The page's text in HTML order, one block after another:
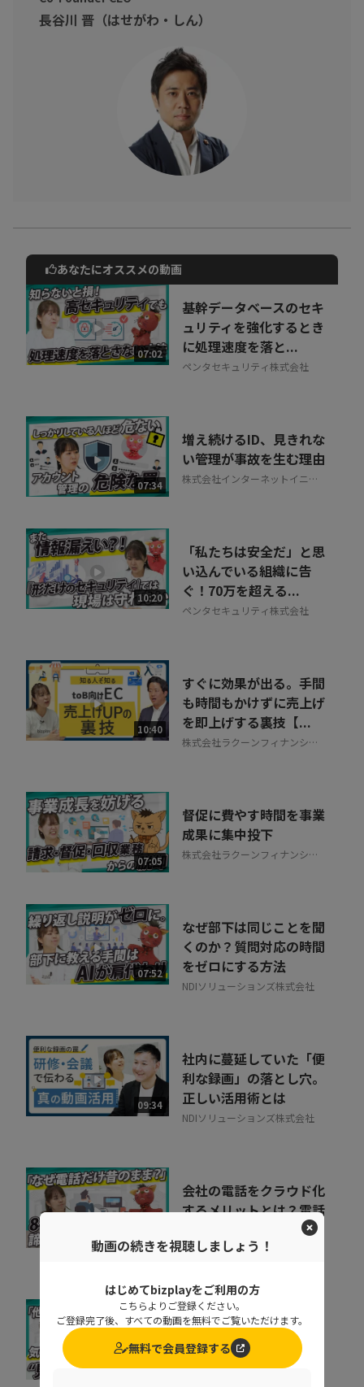
そんなビジネスパーソンに向けて
1ページ思考を学び、商談・ビジネス戦略・学びの蓄積に活かし、
理想の結果を手に入れましょう！
長谷川 晋（はせがわ・しん）
動画でご紹介しているサービスについて
お気軽にご相談・ご質問いただけます！
30秒でお申し込み可能
相談を希望する 無料
あなたにオススメの動画
07:02
基幹データベースのセキ
ュリティを強化するとき
に処理速度を落と...
ペンタセキュリティ株式会社
07:34
増え続けるID、見きれな
い管理が事故を生む理由
株式会社インターネットイニシ
10:20
「私たちは安全だ」と思
い込んでいる組織に告
ぐ！70万を超える...
ペンタセキュリティ株式会社
10:40
すぐに効果が出る。手間
も時間もかけずに売上げ
を即上げする裏技【...
株式会社ラクーンフィナンシャ
07:05
督促に費やす時間を事業
成果に集中投下
株式会社ラクーンフィナンシャ
07:52
なぜ部下は同じことを聞
くのか？質問対応の時間
をゼロにする方法
NDIソリューションズ株式会社
09:34
社内に蔓延していた「便
利な録画」の落とし穴。
正しい活用術とは
NDIソリューションズ株式会社
会社の電話をクラウド化
するメリットとは？電話
業務を効率化する方法
トビラシステムズ株式会社
07:20
取りこぼしはなぜ起き
る？“見えない失注”を
防ぐ営業の仕組み改革
動画の続きを視聴しましょう！
はじめてbizplayをご利用の方
こちらよりご登録ください。
ご登録完了後、すべての動画を無料でご覧いただけます。
無料で会員登録する